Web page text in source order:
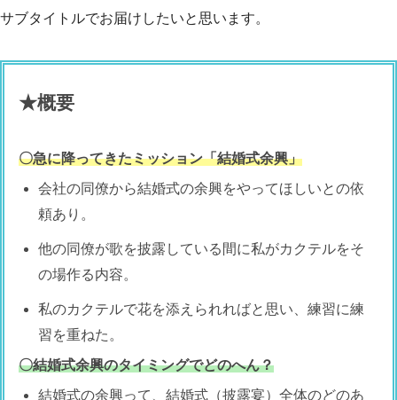
サブタイトルでお届けしたいと思います。
★概要
〇急に降ってきたミッション「結婚式余興」
会社の同僚から結婚式の余興をやってほしいとの依
頼あり。
他の同僚が歌を披露している間に私がカクテルをそ
の場作る内容。
私のカクテルで花を添えられればと思い、練習に練
習を重ねた。
〇結婚式余興のタイミングでどのへん？
結婚式の余興って、結婚式（披露宴）全体のどのあ